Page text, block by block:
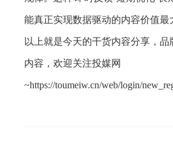
能真正实现数据驱动的内容价值最
以上就是今天的干货内容分享，
内容，欢迎关注投媒网
~https://toumeiw.cn/web/login/